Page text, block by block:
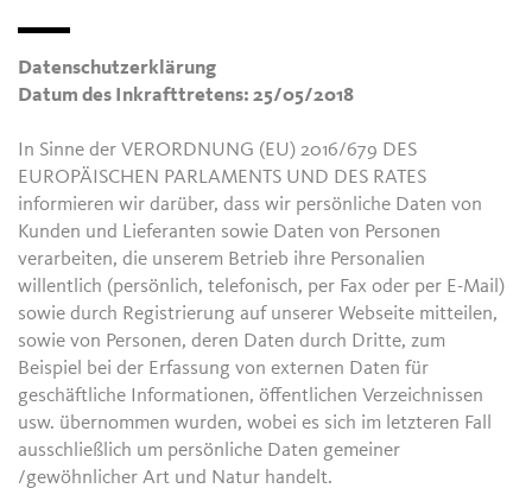
Datenschutzerklärung
Datum des Inkrafttretens: 25/05/2018
In Sinne der VERORDNUNG (EU) 2016/679 DES
EUROPÄISCHEN PARLAMENTS UND DES RATES
informieren wir darüber, dass wir persönliche Daten von
Kunden und Lieferanten sowie Daten von Personen
verarbeiten, die unserem Betrieb ihre Personalien
willentlich (persönlich, telefonisch, per Fax oder per E-Mail)
sowie durch Registrierung auf unserer Webseite mitteilen,
sowie von Personen, deren Daten durch Dritte, zum
Beispiel bei der Erfassung von externen Daten für
geschäftliche Informationen, öffentlichen Verzeichnissen
usw. übernommen wurden, wobei es sich im letzteren Fall
ausschließlich um persönliche Daten gemeiner
/gewöhnlicher Art und Natur handelt.